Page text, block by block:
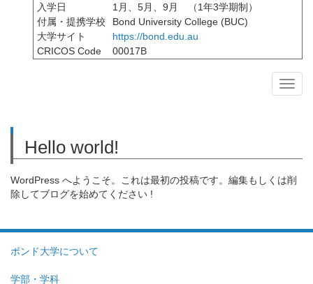
入学日
1月、5月、9月 （1年3学期制）
付属・提携学校
Bond University College (BUC)
大学サイト
https://bond.edu.au
CRICOS Code
00017B
Hello world!
WordPress へようこそ。これは最初の投稿です。編集もしくは削
除してブログを始めてください !
ボンド大学について
学部・学科